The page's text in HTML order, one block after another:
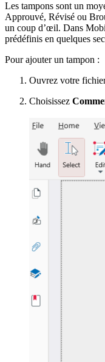
Les tampons sont un
Approuvé, Révisé ou
un coup d’œil. Dans
prédéfinis en quelques
Pour ajouter un tampon :
Ouvrez votre
Choisissez